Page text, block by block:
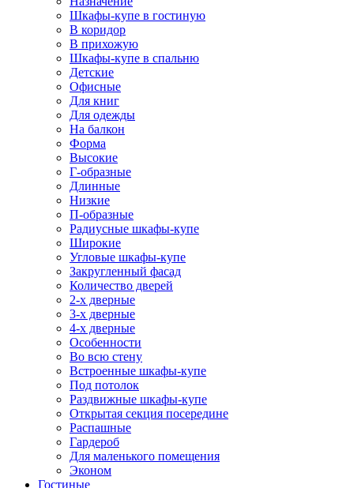
Шкафы-купе в гостиную
В коридор
В прихожую
Шкафы-купе в спальню
Детские
Офисные
Для книг
Для одежды
На балкон
Форма
Высокие
Г-образные
Длинные
Низкие
П-образные
Радиусные шкафы-купе
Широкие
Угловые шкафы-купе
Закругленный фасад
Количество дверей
2-х дверные
3-х дверные
4-х дверные
Особенности
Во всю стену
Встроенные шкафы-купе
Под потолок
Раздвижные шкафы-купе
Открытая секция посередине
Распашные
Гардероб
Для маленького помещения
Эконом
Гостиные